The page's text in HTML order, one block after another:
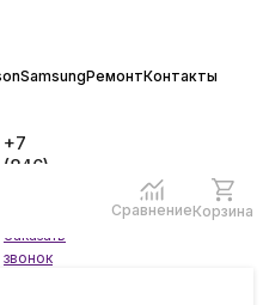
SamsungРемонтКонтакты
+7
(846)
Заказать
звонок
СравнениеКорзина